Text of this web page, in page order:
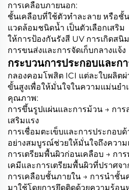
การเคลือบภายนอก:
ชั้นเคลือบที่ใช้ตัวทำละลาย หรือชั้
แวดล้อมชนิดน้ำ เป็นตัวเลือกเสริม
ให้การป้องกันรังสี UV การเกิดส
การขนส่งและการจัดเก็บกลางแจ้ง
กระบวนการประกอบและก
กลองคอมโพสิต ICI แต่ละใบผลิต
ขั้นสูงเพื่อให้มั่นใจในความแม่นยำ
คุณภาพ:
การขึ้นรูปแผ่นและการม้วน → การ
เสริมแรง
การเชื่อมตะเข็บและการประกอบ
อย่างสมบูรณ์ช่วยให้มั่นใจถึงควา
การเตรียมพื้นผิวก่อนเคลือบ → กา
เคมีและการเตรียมพื้นผิวที่ปราศจ
การเคลือบชั้นภายใน → การนำชั้
มาใช้โดยการยึดติดด้วยความร้อ